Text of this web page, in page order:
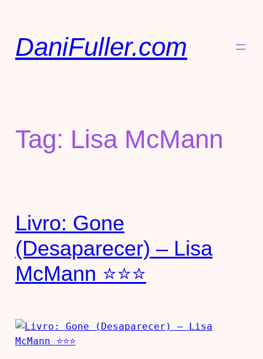
DaniFuller.com
Tag: Lisa McMann
Livro: Gone
(Desaparecer) – Lisa
McMann ⭐⭐⭐